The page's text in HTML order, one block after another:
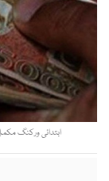
ابتدائی ورکنگ مکمل